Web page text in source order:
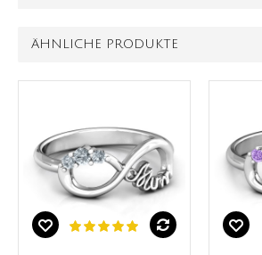
ÄHNLICHE PRODUKTE